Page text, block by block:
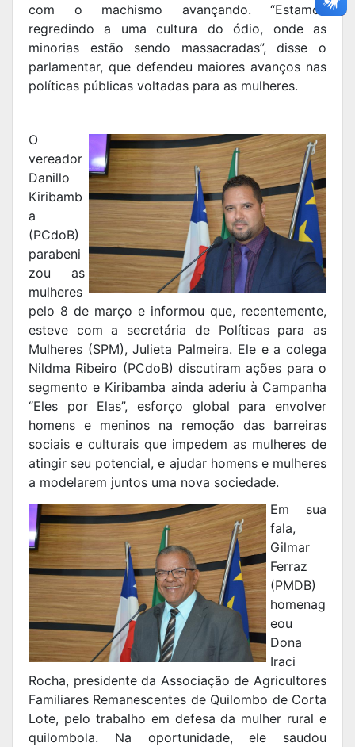
com o machismo avançando. “Estamos
regredindo a uma cultura do ódio, onde as
minorias estão sendo massacradas”, disse o
parlamentar, que defendeu maiores avanços nas
políticas públicas voltadas para as mulheres.
O
vereador
Danillo
Kiribamb
a
(PCdoB)
parabeni
zou as
mulheres
pelo 8 de março e informou que, recentemente,
esteve com a secretária de Políticas para as
Mulheres (SPM), Julieta Palmeira. Ele e a colega
Nildma Ribeiro (PCdoB) discutiram ações para o
segmento e Kiribamba ainda aderiu à Campanha
“Eles por Elas”, esforço global para envolver
homens e meninos na remoção das barreiras
sociais e culturais que impedem as mulheres de
atingir seu potencial, e ajudar homens e mulheres
a modelarem juntos uma nova sociedade.
Em sua
fala,
Gilmar
Ferraz
(PMDB)
homenag
eou
Dona
Iraci
Rocha, presidente da Associação de Agricultores
Familiares Remanescentes de Quilombo de Corta
Lote, pelo trabalho em defesa da mulher rural e
quilombola. Na oportunidade, ele saudou